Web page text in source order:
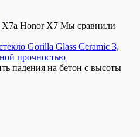
X7a Honor X7 Мы сравнили
Gorilla Glass Ceramic 3,
прочностью
падения на бетон с высоты